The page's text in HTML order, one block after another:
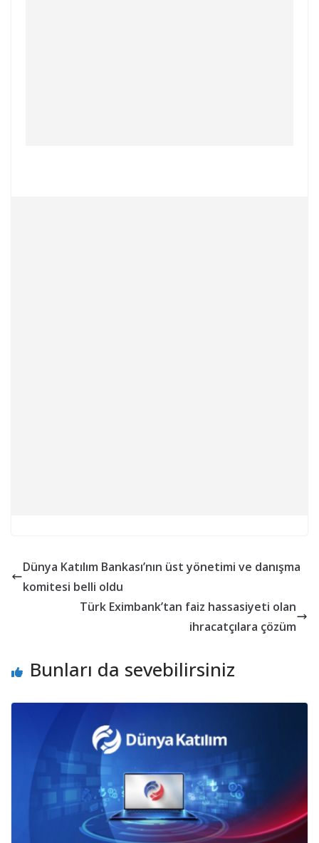
Dünya Katılım Bankası’nın üst yönetimi ve danışma
komitesi belli oldu
Türk Eximbank’tan faiz hassasiyeti olan
ihracatçılara çözüm
Bunları da sevebilirsiniz